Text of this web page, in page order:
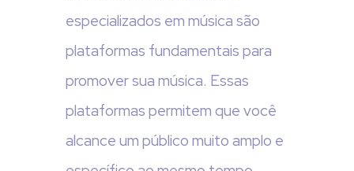
especializados em música são
plataformas fundamentais para
promover sua música. Essas
plataformas permitem que você
alcance um público muito amplo e